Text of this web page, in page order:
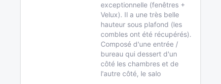
exceptionnelle (fenêtres +
Velux). Il a une très belle
hauteur sous plafond (les
combles ont été récupérés).
Composé d'une entrée /
bureau qui dessert d'un
côté les chambres et de
l'autre côté, le salo